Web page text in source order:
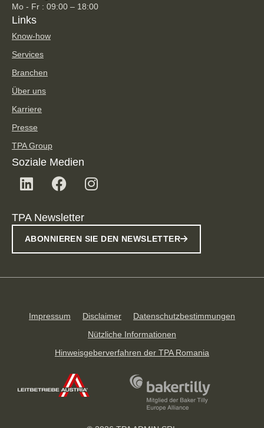
Mo - Fr : 09:00 – 18:00
Links
Know-how
Services
Branchen
Über uns
Karriere
Presse
TPA Group
Soziale Medien
TPA Newsletter
ABONNIEREN SIE DEN NEWSLETTER
Impressum Disclaimer
Datenschutzbestimmungen
Nützliche Informationen
Hinweisgeberverfahren der TPA Romania